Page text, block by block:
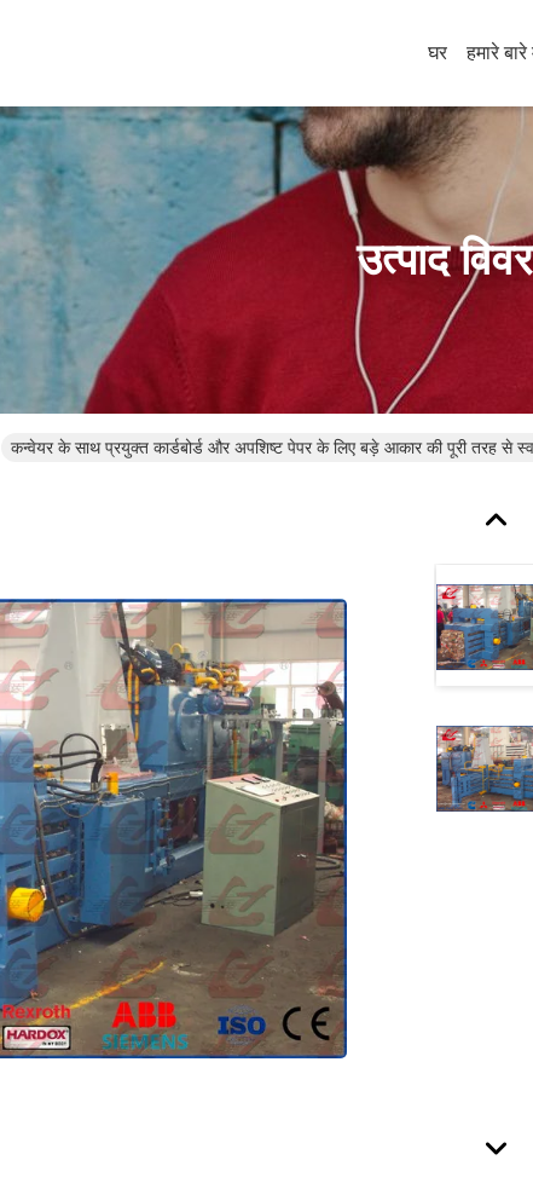
घर हमारे बारे
उत्पाद
कन्वेयर के साथ प्रयुक्त कार्डबोर्ड और अपशिष्ट पेपर के लिए बड़े आकार की पूरी तरह से